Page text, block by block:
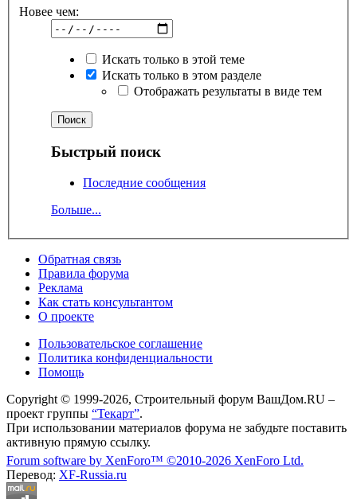
Новее чем:
Искать только в этой теме
Искать только в этом разделе
Отображать результаты в виде тем
Быстрый поиск
Последние сообщения
Больше...
Обратная связь
Правила форума
Реклама
Как стать консультантом
О проекте
Пользовательское соглашение
Политика конфиденциальности
Помощь
Copyright © 1999-2026, Строительный форум ВашДом.RU –
проект группы “Текарт”.
При использовании материалов форума не забудьте поставить
активную прямую ссылку.
Forum software by XenForo™ ©2010-2026 XenForo Ltd.
Перевод: XF-Russia.ru